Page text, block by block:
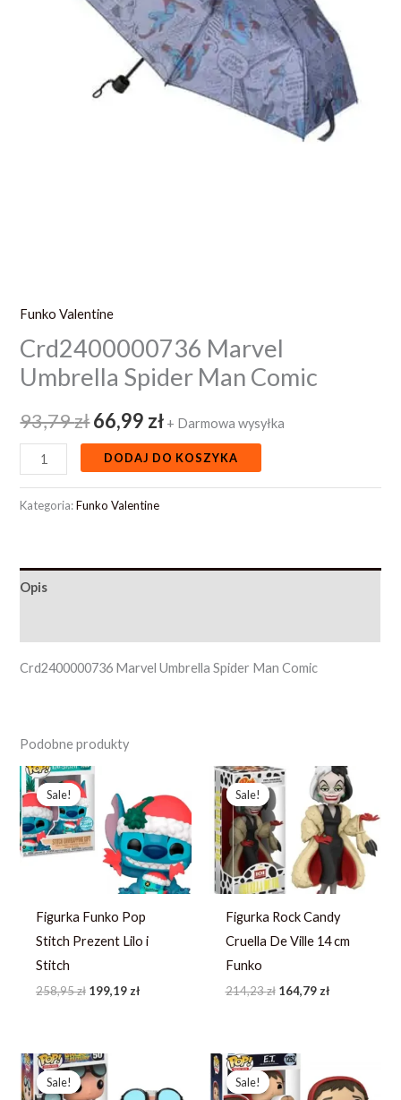
Funko Valentine
Crd2400000736 Marvel
Umbrella Spider Man Comic
93,79zł66,99 zł + Darmowa wysyłka
DODAJ DO KOSZYKA
Kategoria:Funko Valentine
Opis
Crd2400000736 Marvel Umbrella Spider Man Comic
Podobne produkty
Sale!
Sale!
Figurka Funko Pop
Stitch Prezent Lilo i
Stitch
258,95zł
Pierwotna
wynosiła:
258,95 zł.
199,19 zł
wynosi:
199,19 zł.
Sale!
Sale!
Figurka Rock Candy
Cruella De Ville 14 cm
Funko
214,23zł
Pierwotna
cena
wynosiła:
214,23 zł.
164,79 zł
Aktualna
cena
wynosi:
164,79 zł.
Sale!
Sale!
Pierwotna
cena
wynosiła:wynosi:
Sale!
Sale!
Pierwotna
cena
wynosiła:
cena
wynosi: